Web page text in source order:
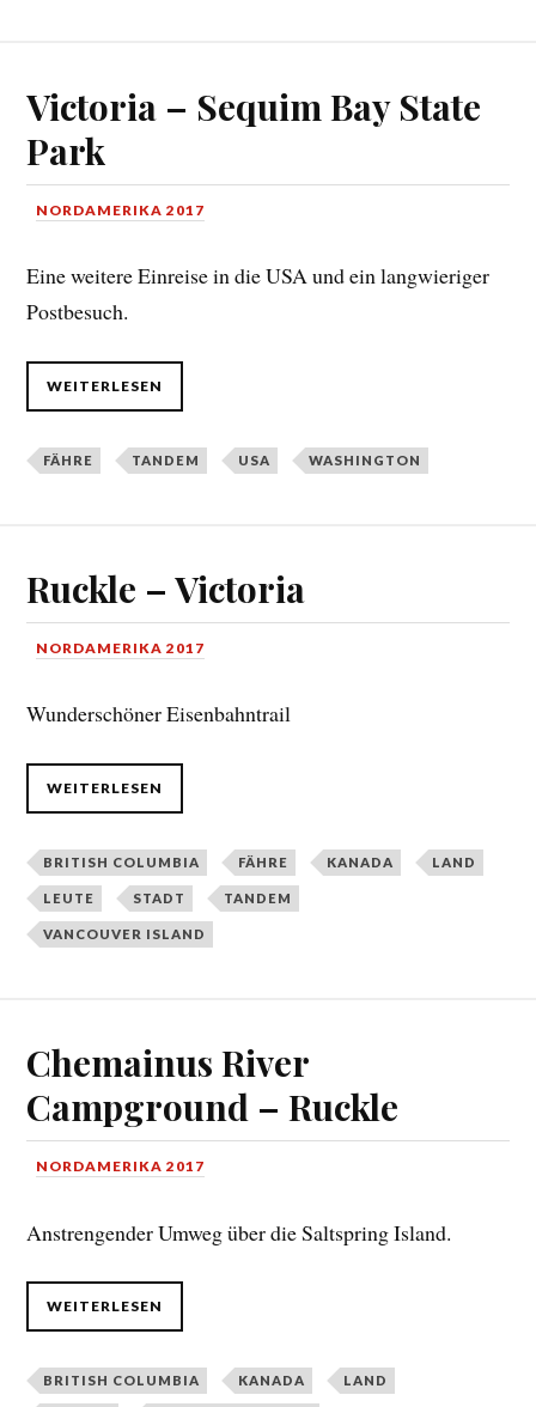
Victoria – Sequim Bay State
Park
NORDAMERIKA 2017
Eine weitere Einreise in die USA und ein langwieriger
Postbesuch.
WEITERLESEN
FÄHRE TANDEM USA WASHINGTON
Ruckle – Victoria
NORDAMERIKA 2017
Wunderschöner Eisenbahntrail
WEITERLESEN
BRITISH COLUMBIA FÄHRE KANADA LAND
LEUTE STADT TANDEM
VANCOUVER ISLAND
Chemainus River
Campground – Ruckle
NORDAMERIKA 2017
Anstrengender Umweg über die Saltspring Island.
WEITERLESEN
BRITISH COLUMBIA KANADA LAND